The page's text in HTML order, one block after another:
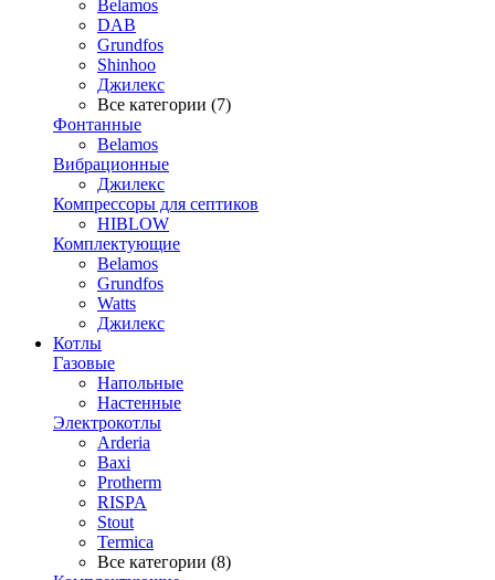
Belamos
DAB
Grundfos
Shinhoo
Джилекс
Все категории (7)
Фонтанные
Belamos
Вибрационные
Джилекс
Компрессоры для септиков
HIBLOW
Комплектующие
Belamos
Grundfos
Watts
Джилекс
Котлы
Газовые
Напольные
Настенные
Электрокотлы
Arderia
Baxi
Protherm
RISPA
Stout
Termica
Все категории (8)